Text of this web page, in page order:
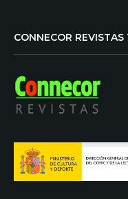
CONNECOR REVISTAS